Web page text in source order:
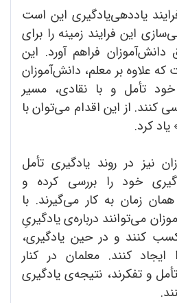
یاددهی‌یادگیری این است
این فرایند زمینه را برای
فراهم آورد. این
علاوه بر معلم، دانش‌آموزان
خود تأمل و با نقادی، مسیر
کنند. از این اقدام می‌توان با
کرد.
نیز در روند یادگیری تأمل
خود را بررسی کرده و
زمان به کار می‌گیرند. با
می‌توانند درباره‌ی یادگیریِ
کنند و در حین یادگیری،
کنند. معلمان در کنار
و تفکرند، نتیجه‌ی یادگیری